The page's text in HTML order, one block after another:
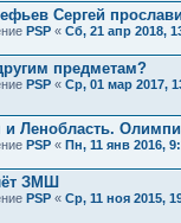
Сергей
PSP « Сб, 21 апр 2018,
предметам?
PSP « Ср, 01 мар 2017,
и Ленобласть.
PSP « Пн, 11 янв 2016,
ЗМШ
PSP « Ср, 11 ноя 2015,